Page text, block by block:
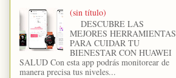
(sin título)
DESCUBRE LAS
MEJORES HERRAMIENTAS
PARA CUIDAR TU
BIENESTAR CON HUAWEI
SALUD Con esta app podrás monitorear de
manera precisa tus niveles...